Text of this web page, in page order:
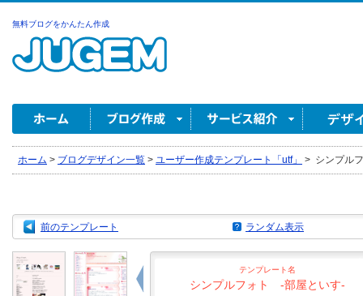
無料ブログをかんたん作成
ホーム > ブログデザイン一覧 > ユーザー作成テンプレート「utf」 > シンプル
前のテンプレート ランダム表示
テンプレート名
シンプルフォト -部屋といす-